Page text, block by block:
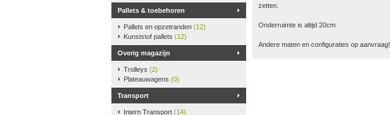
Pallets & toebehoren
Pallets en opzetranden (12)
Kunststof pallets (12)
Overig magazijn
Trolleys (2)
Plateauwagens (0)
Transport
Intern Transport (14)
zetten.
Onderruimte is altijd 20cm
Andere maten en configuraties op aanvraag!